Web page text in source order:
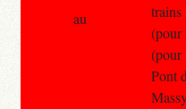
(pour
(pour
Pont
au